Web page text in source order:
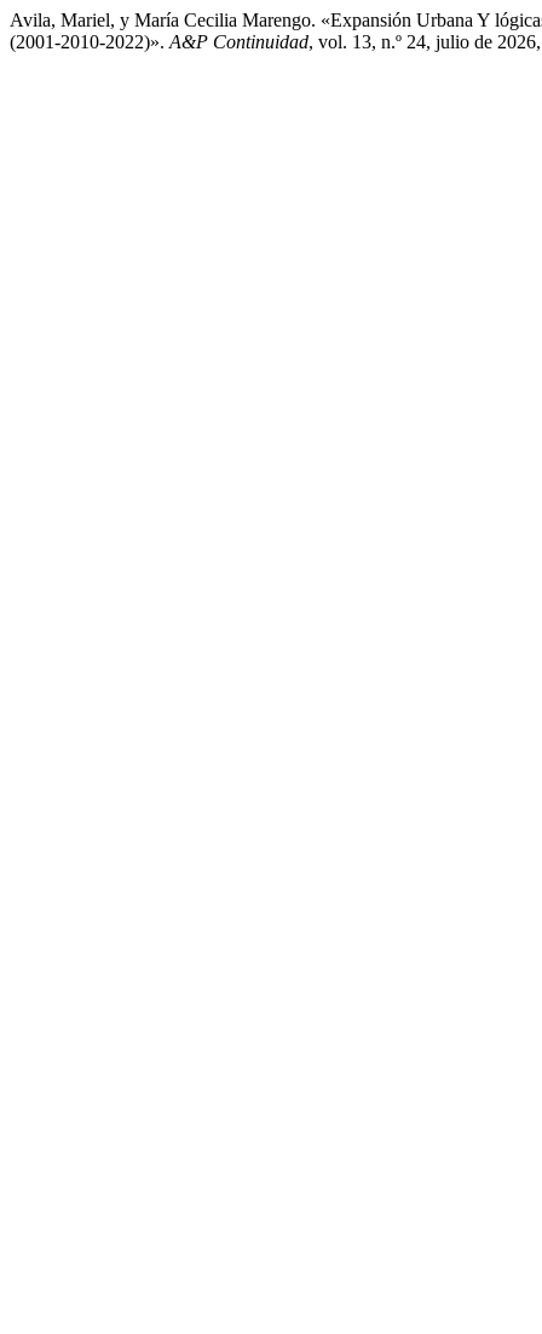
Avila, Mariel, y María Cecilia Marengo. «Expansión Urbana Y
(2001-2010-2022)». A&P Continuidad, vol. 13, n.º 24, julio de